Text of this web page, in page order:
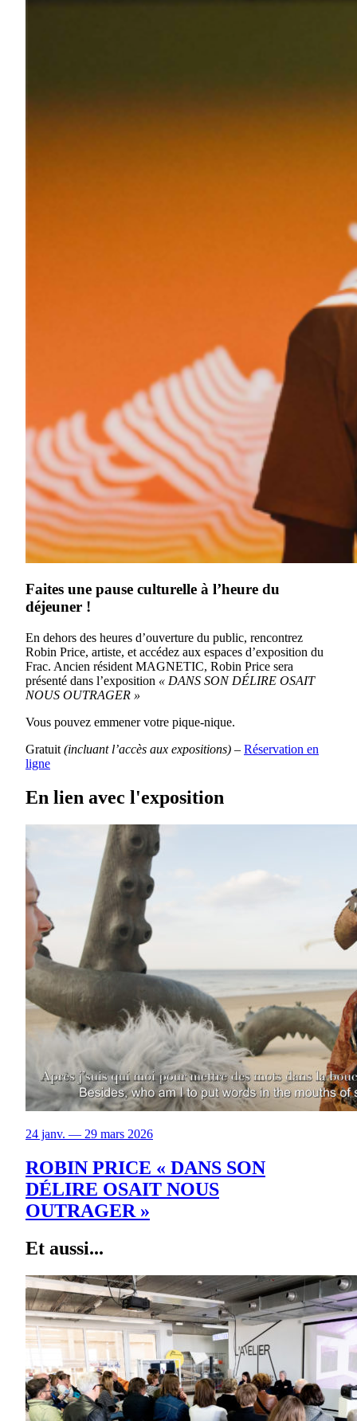
Faites une pause culturelle à l’heure du
déjeuner !
En dehors des heures d’ouverture du public, rencontrez
Robin Price, artiste, et accédez aux espaces d’exposition du
Frac. Ancien résident MAGNETIC, Robin Price sera
présenté dans l’exposition « DANS SON DÉLIRE OSAIT
NOUS OUTRAGER »
Vous pouvez emmener votre pique-nique.
Gratuit (incluant l’accès aux expositions) – Réservation en
ligne
En lien avec l'exposition
24 janv. — 29 mars 2026
ROBIN PRICE « DANS SON
DÉLIRE OSAIT NOUS
OUTRAGER »
Et aussi...